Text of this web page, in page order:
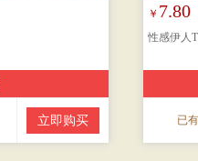
立即购买
￥ 7.80
性感伊人
已